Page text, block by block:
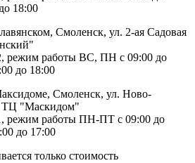
18:00
Смоленск, ул. 2-ая Садовая
режим работы ВС, ПН с 09:00 до
до 18:00
Смоленск, ул. Ново-
ТЦ "Маскидом"
режим работы ПН-ПТ с 09:00 до
до 17:00
только стоимость